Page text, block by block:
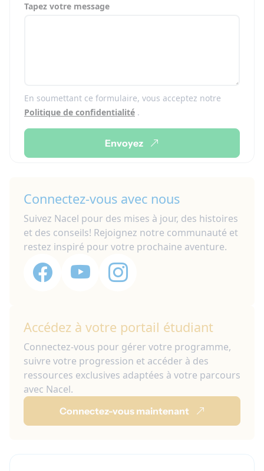
Tapez votre message
En soumettant ce formulaire, vous acceptez notre
Politique de confidentialité .
Envoyez
Connectez-vous avec nous
Suivez Nacel pour des mises à jour, des histoires
et des conseils! Rejoignez notre communauté et
restez inspiré pour votre prochaine aventure.
Accédez à votre portail étudiant
Connectez-vous pour gérer votre programme,
suivre votre progression et accéder à des
ressources exclusives adaptées à votre parcours
avec Nacel.
Connectez-vous maintenant